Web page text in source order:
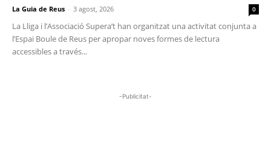
La Guia de Reus - 3 agost, 2026 0
La Lliga i l’Associació Supera’t han organitzat una activitat conjunta a
l’Espai Boule de Reus per apropar noves formes de lectura
accessibles a través...
-Publicitat-